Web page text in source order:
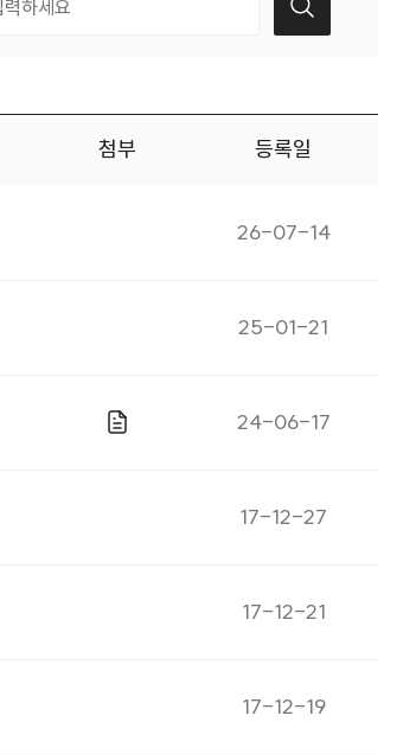
첨부 등록일
게시일자
26-07-14
게시일자
25-01-21
파일있음
게시일자
24-06-17
게시일자
17-12-27
게시일자
17-12-21
게시일자
17-12-19